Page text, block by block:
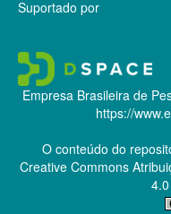
Suportado por
Empresa Brasileira de
https://
O conteúdo do
Creative Commons